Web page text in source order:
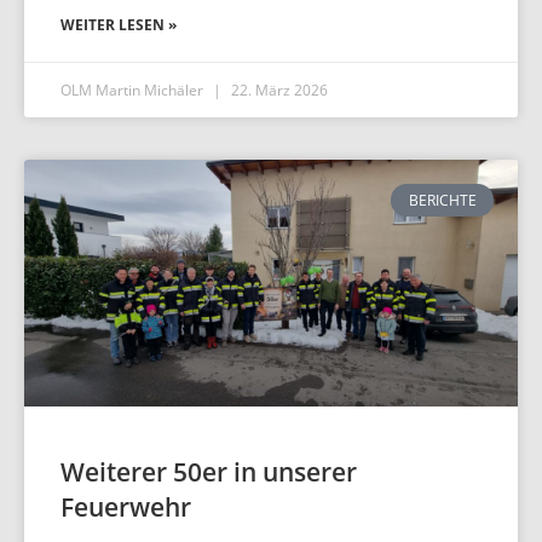
WEITER LESEN »
OLM Martin Michäler 22. März 2026
BERICHTE
Weiterer 50er in unserer
Feuerwehr